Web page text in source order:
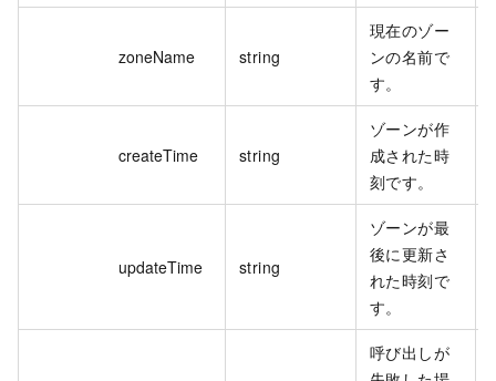
zoneName string
現在のゾー
ンの名前で
す。
createTime string
ゾーンが作
成された時
刻です。
updateTime string
ゾーンが最
後に更新さ
れた時刻で
す。
呼び出しが